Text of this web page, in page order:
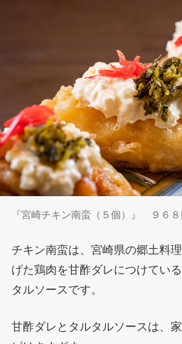
『宮崎チキン南蛮（５個）』 ９６８
チキン南蛮は、宮崎県の郷土料
げた鶏肉を甘酢ダレにつけてい
タルソースです。
甘酢ダレとタルタルソースは、